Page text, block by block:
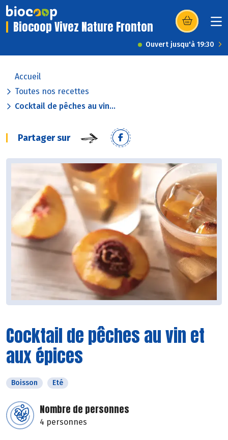
Biocoop Vivez Nature Fronton (s’ouvre dans
Ouvert jusqu'à 19:30
Accueil
Toutes nos recettes
Cocktail de pêches au vin...
Partager sur
Cocktail de pêches au vin et
aux épices
Boisson Eté
Nombre de personnes
4 personnes